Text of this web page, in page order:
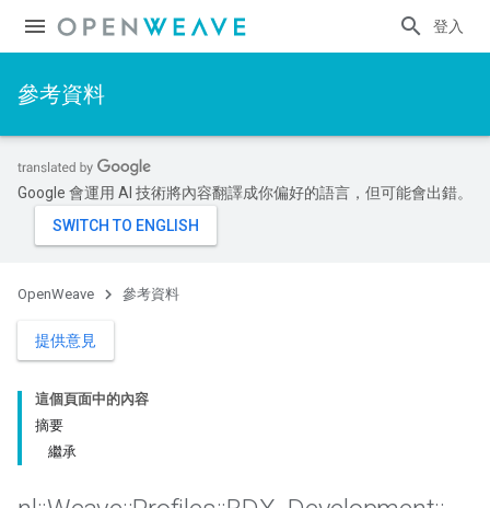
登入
參考資料
Google 會運用 AI 技術將內容翻譯成你偏好的語言，但可能會出錯。
OpenWeave 參考資料
提供意見
這個頁面中的內容
摘要
繼承